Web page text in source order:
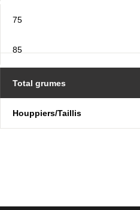
75
85
Total grumes
Houppiers/Taillis